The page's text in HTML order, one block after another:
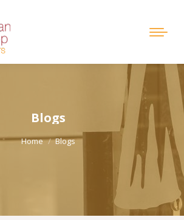
Blogs
Home Blogs